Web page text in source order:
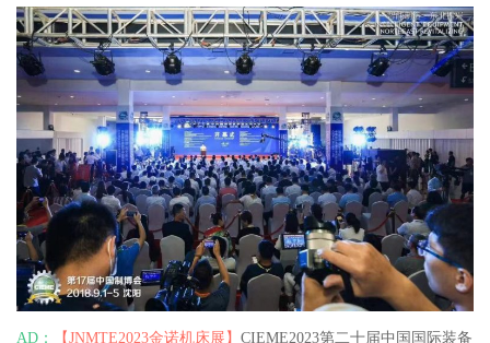
AD： 【JNMTE2023金诺机床展】 CIEME2023第二十届中国国际装备